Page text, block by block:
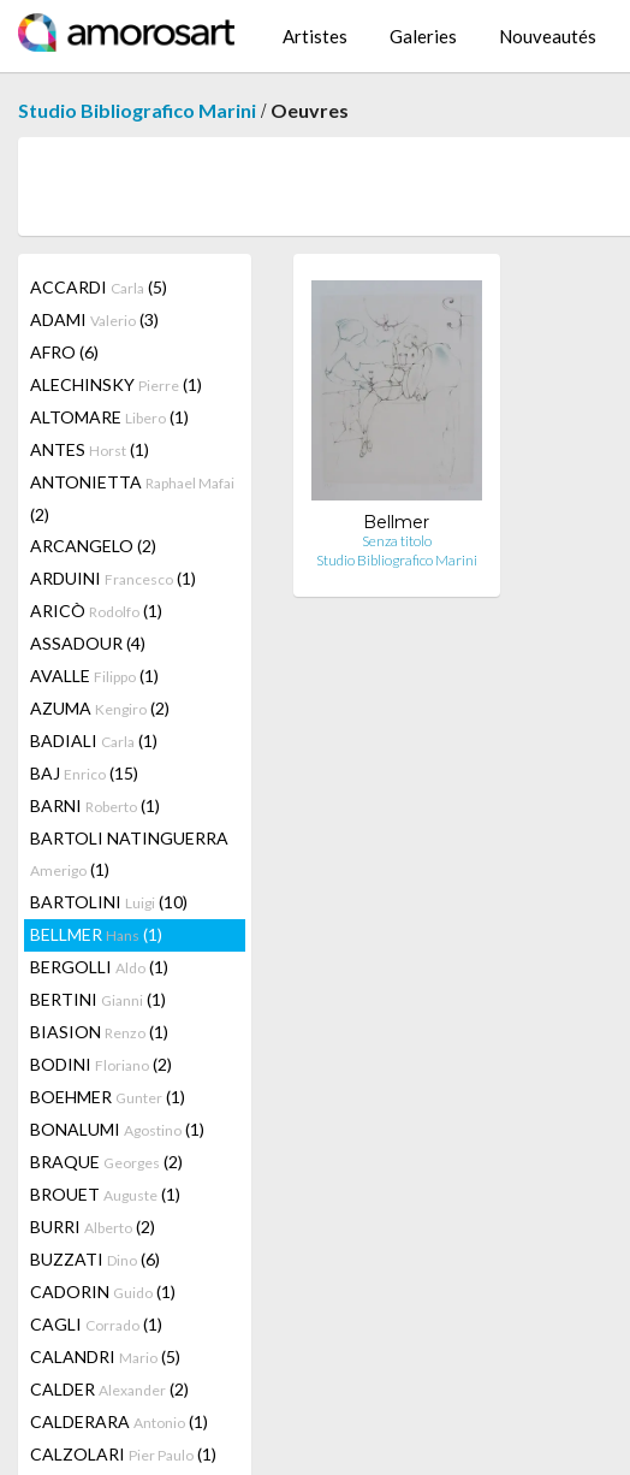
Artistes Galeries Nouveautés
Studio Bibliografico Marini / Oeuvres
ACCARDI Carla (5)
ADAMI Valerio (3)
AFRO (6)
ALECHINSKY Pierre (1)
ALTOMARE Libero (1)
ANTES Horst (1)
ANTONIETTA Raphael Mafai
(2)
ARCANGELO (2)
ARDUINI Francesco (1)
ARICÒ Rodolfo (1)
ASSADOUR (4)
AVALLE Filippo (1)
AZUMA Kengiro (2)
BADIALI Carla (1)
BAJ Enrico (15)
BARNI Roberto (1)
BARTOLI NATINGUERRA
Amerigo (1)
BARTOLINI Luigi (10)
BELLMER Hans (1)
BERGOLLI Aldo (1)
BERTINI Gianni (1)
BIASION Renzo (1)
BODINI Floriano (2)
BOEHMER Gunter (1)
BONALUMI Agostino (1)
BRAQUE Georges (2)
BROUET Auguste (1)
BURRI Alberto (2)
BUZZATI Dino (6)
CADORIN Guido (1)
CAGLI Corrado (1)
CALANDRI Mario (5)
CALDER Alexander (2)
CALDERARA Antonio (1)
CALZOLARI Pier Paulo (1)
Bellmer
Senza titolo
Studio Bibliografico Marini